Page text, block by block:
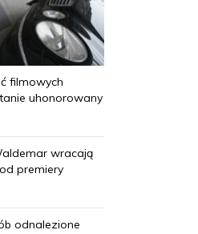
filmowych
uhonorowany
wracają
premiery
odnalezione